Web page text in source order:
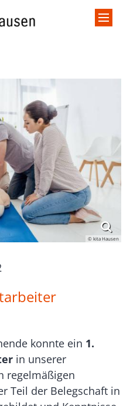
© kita Hausen
konnte ein 1.
in unserer
regelmäßigen
Teil der Belegschaft in